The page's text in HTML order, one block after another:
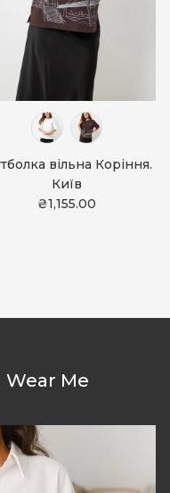
вільна Коріння.
Київ
₴1,155.00
Me